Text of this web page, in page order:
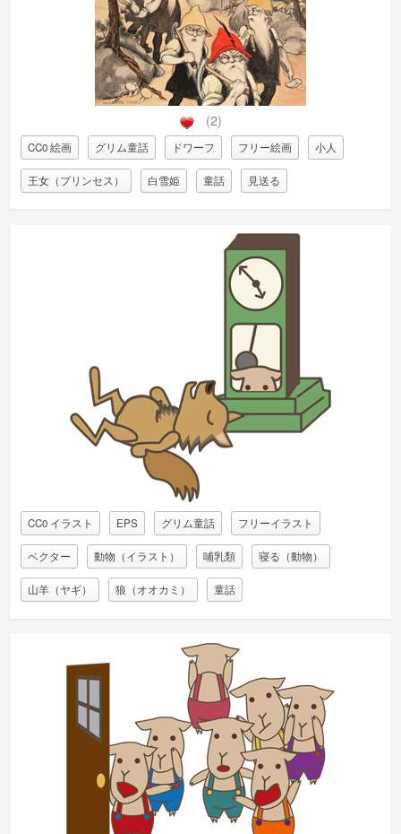
(2)
CC0 絵画 グリム童話 ドワーフ フリー絵画 小人
王女（プリンセス） 白雪姫 童話 見送る
CC0 イラスト EPS グリム童話 フリーイラスト
ベクター 動物（イラスト） 哺乳類 寝る（動物）
山羊（ヤギ） 狼（オオカミ） 童話